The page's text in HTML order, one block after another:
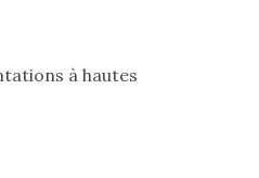
à hautes